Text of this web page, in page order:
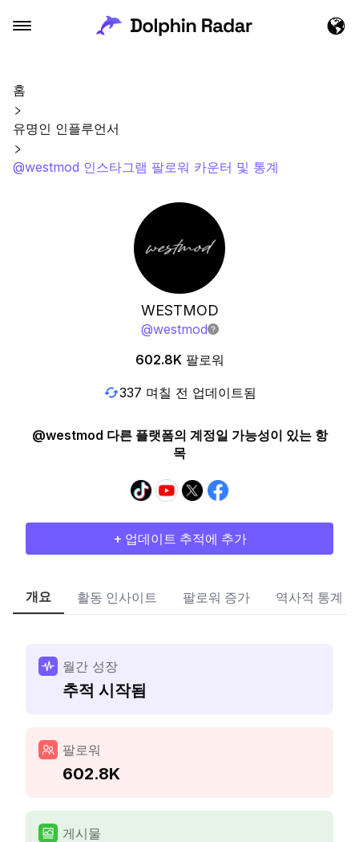
홈
유명인 인플루언서
@westmod 인스타그램 팔로워 카운터 및 통계
WESTMOD
@westmod
602.8K 팔로워
337 며칠 전 업데이트됨
@westmod 다른 플랫폼의 계정일 가능성이 있는 항
목
+ 업데이트 추적에 추가
개요 활동 인사이트 팔로워 증가 역사적 통계
월간 성장
추적 시작됨
팔로워
602.8K
게시물